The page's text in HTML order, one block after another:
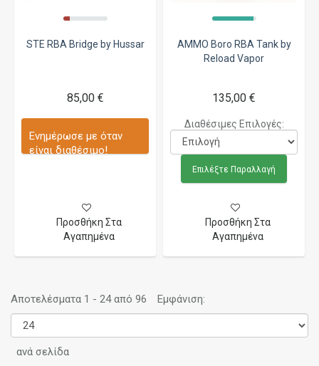
STE RBA Bridge by Hussar
85,00 €
Ενημέρωσε με όταν
είναι διαθέσιμο!
Προσθήκη Στα
Αγαπημένα
AMMO Boro RBA Tank by
Reload Vapor
135,00 €
Διαθέσιμες Επιλογές:
Επιλέξτε Παραλλαγή
Προσθήκη Στα
Αγαπημένα
Αποτελέσματα 1 - 24 από 96 Εμφάνιση:
ανά σελίδα